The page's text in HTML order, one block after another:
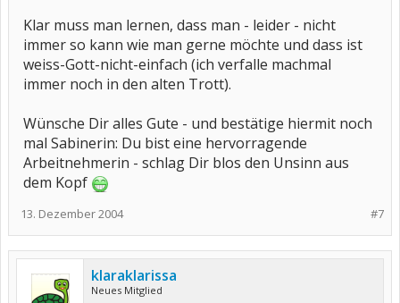
Klar muss man lernen, dass man - leider - nicht
immer so kann wie man gerne möchte und dass ist
weiss-Gott-nicht-einfach (ich verfalle machmal
immer noch in den alten Trott).
Wünsche Dir alles Gute - und bestätige hiermit noch
mal Sabinerin: Du bist eine hervorragende
Arbeitnehmerin - schlag Dir blos den Unsinn aus
dem Kopf
#7
13. Dezember 2004
klaraklarissa
Neues Mitglied